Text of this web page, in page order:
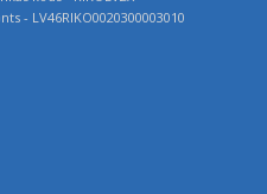
- LV46RIKO0020300003010